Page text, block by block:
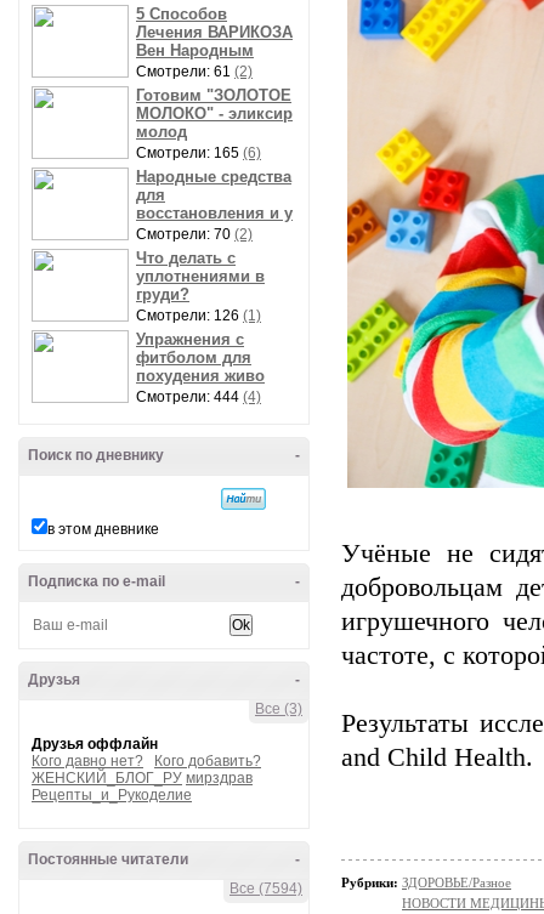
5 Способов
Лечения ВАРИКОЗА
Вен Народным
Смотрели: 61 (2)
Готовим "ЗОЛОТОЕ
МОЛОКО" - эликсир
молод
Смотрели: 165 (6)
Народные средства
для
восстановления и у
Смотрели: 70 (2)
Что делать с
уплотнениями в
груди?
Смотрели: 126 (1)
Упражнения с
фитболом для
похудения живо
Смотрели: 444 (4)
-
Поиск по дневнику
в этом дневнике
-
Подписка по e-mail
-
Друзья
Все (3)
Друзья оффлайн
Кого давно нет?
Кого добавить?
ЖЕНСКИЙ_БЛОГ_РУ мирздрав
Рецепты_и_Рукоделие
-
Постоянные читатели
Все (7594)
Учёные не
добровольцам
игрушечного
частоте, с
Результаты
and Child Health.
Рубрики: ЗДОРОВЬЕ/Разное
НОВОСТИ